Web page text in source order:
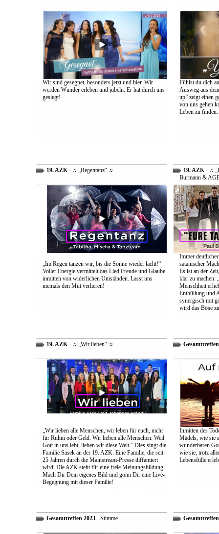
Wir sind gesegnet, besonders jetzt und hier. Wir
werden Wunder erleben und jubeln: Er hat durch uns
gesiegt!
Fühlst du dich
Ausweg aus
up” zeigt einen
von uns gehen
Leben zu finden.
19. AZK- ♫ „Regentanz“ ♫
„Im Regen tanzen wir, bis die Sonne wieder lacht!“
Voller Energie vermittelt das Lied Freude und Glaube
inmitten von widerlichen Umständen. Lasst uns
niemals den Mut verlieren!
19. AZK- ♫
Burmann &
Immer
satanischer
Es ist an der
klar zu machen:
Menschheit
Enthüllung und
synergisch mit
wird das Böse
19. AZK- ♫ „Wir lieben“ ♫
„Wir lieben alle Menschen, wir leben für euch, nicht
für Ruhm oder Geld. Wir lieben alle Menschen. Weil
Gott in uns lebt, lieben wir diese Welt.“ Dies singt die
Familie Sasek an der 19. AZK. Eine Familie, die seit
25 Jahren durch die Mainstream-Presse diffamiert
wird. Die AZK steht für eine freie Meinungsbildung.
Mach Dir Dein eigenes Bild und gönn Dir eine Live-
Begegnung mit dieser Familie!
Inmitten des
Mädels, wie sie
wunderbaren
wie sie, trotz
Lebensfülle
Gesamttreffen 2023- Stimme